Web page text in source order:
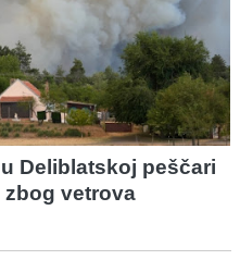
Deliblatskoj peščari
vetrova